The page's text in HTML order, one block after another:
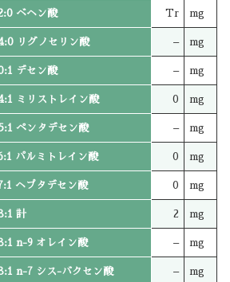
ベヘン酸 Tr mg
リグノセリン酸 – mg
デセン酸 – mg
ミリストレイン酸 0 mg
ペンタデセン酸 – mg
パルミトレイン酸 0 mg
ヘプタデセン酸 0 mg
計 2 mg
n-9 オレイン酸 – mg
n-7 シス-バクセン酸 – mg